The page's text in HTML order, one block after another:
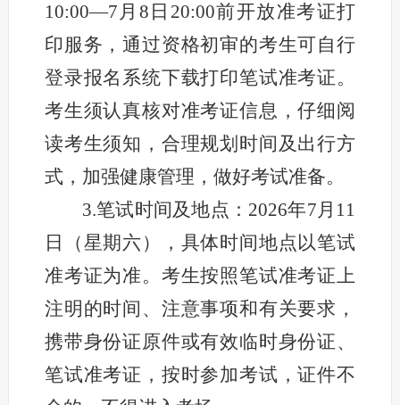
10:00—7月8日20:00前开放准考证打
印服务，通过资格初审的考生可自行
登录报名系统下载打印笔试准考证。
考生须认真核对准考证信息，仔细阅
读考生须知，合理规划时间及出行方
式，加强健康管理，做好考试准备。
3.笔试时间及地点：2026年7月11
日（星期六），具体时间地点以笔试
准考证为准。考生按照笔试准考证上
注明的时间、注意事项和有关要求，
携带身份证原件或有效临时身份证、
笔试准考证，按时参加考试，证件不